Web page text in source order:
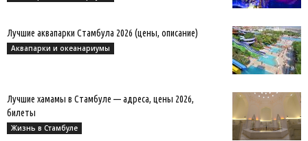
Лучшие аквапарки Стамбула 2026 (цены, описание)
Аквапарки и океанариумы
Лучшие хамамы в Стамбуле — адреса, цены 2026,
билеты
Жизнь в Стамбуле